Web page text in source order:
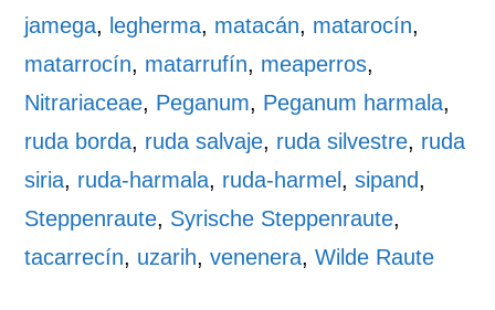
jamega, legherma, matacán, matarocín,
matarrocín, matarrufín, meaperros,
Nitrariaceae, Peganum, Peganum harmala,
ruda borda, ruda salvaje, ruda silvestre, ruda
siria, ruda-harmala, ruda-harmel ,sipand,
Steppenraute, Syrische Steppenraute,
tacarrecín, uzarih,venenera,Wilde Raute